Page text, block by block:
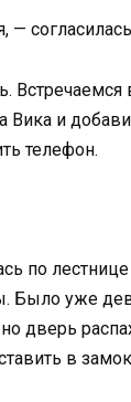
—
Встречаемся
Вика и
телефон.
по
Было уже
дверь
в